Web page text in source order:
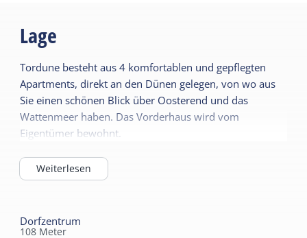
Lage
Tordune besteht aus 4 komfortablen und gepflegten
Apartments, direkt an den Dünen gelegen, von wo aus
Sie einen schönen Blick über Oosterend und das
Wattenmeer haben. Das Vorderhaus wird vom
Eigentümer bewohnt.
Weiterlesen
Dorfzentrum
108 Meter